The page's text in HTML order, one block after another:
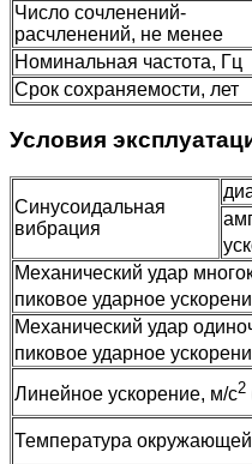
Число сочленений-
расчленений, не менее
Номинальная частота, Гц
Срок сохраняемости, лет
Условия
Синусоидальная
вибрация
Механический удар
пиковое ударное
Механический удар
пиковое ударное
Линейное ускорение, м/с2
Температура